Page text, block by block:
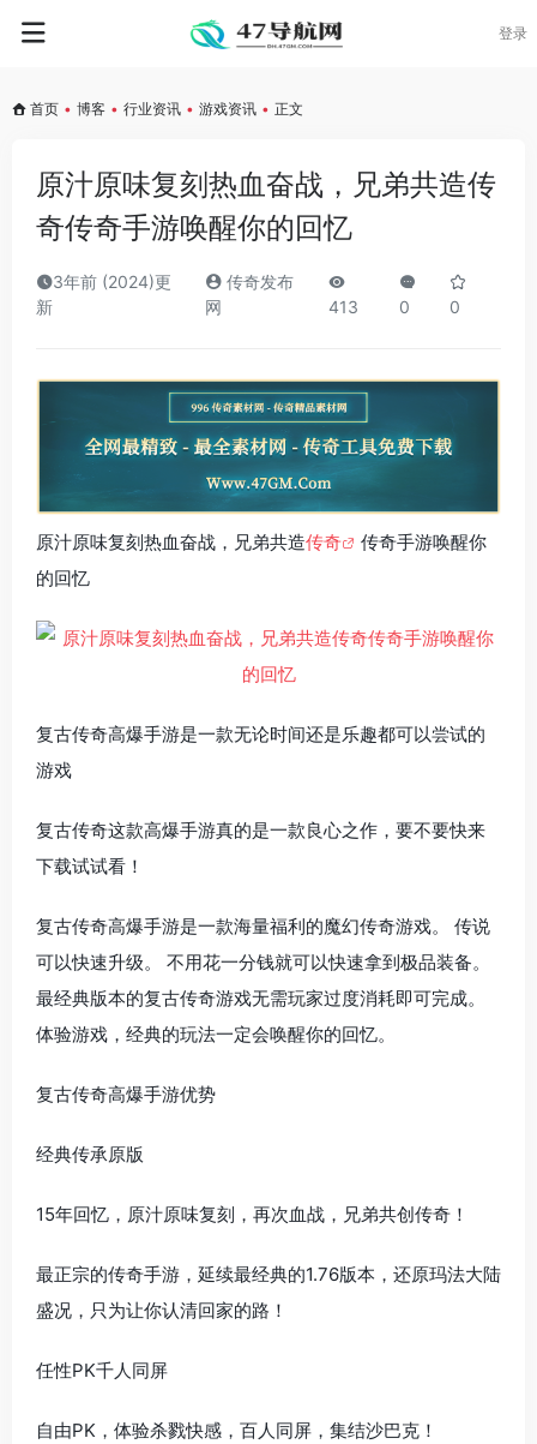
登录
首页 • 博客 • 行业资讯 • 游戏资讯 • 正文
原汁原味复刻热血奋战，兄弟共造传
奇传奇手游唤醒你的回忆
3年前 (2024)更
新
传奇发布
网
413 0 0
原汁原味复刻热血奋战，兄弟共造传奇
传奇手游唤醒你
的回忆
复古传奇高爆手游是一款无论时间还是乐趣都可以尝试的
游戏
复古传奇这款高爆手游真的是一款良心之作，要不要快来
下载试试看！
复古传奇高爆手游是一款海量福利的魔幻传奇游戏。 传说
可以快速升级。 不用花一分钱就可以快速拿到极品装备。
最经典版本的复古传奇游戏无需玩家过度消耗即可完成。
体验游戏，经典的玩法一定会唤醒你的回忆。
复古传奇高爆手游优势
经典传承原版
15年回忆，原汁原味复刻，再次血战，兄弟共创传奇！
最正宗的传奇手游，延续最经典的1.76版本，还原玛法大陆
盛况，只为让你认清回家的路！
任性PK千人同屏
自由PK，体验杀戮快感，百人同屏，集结沙巴克！